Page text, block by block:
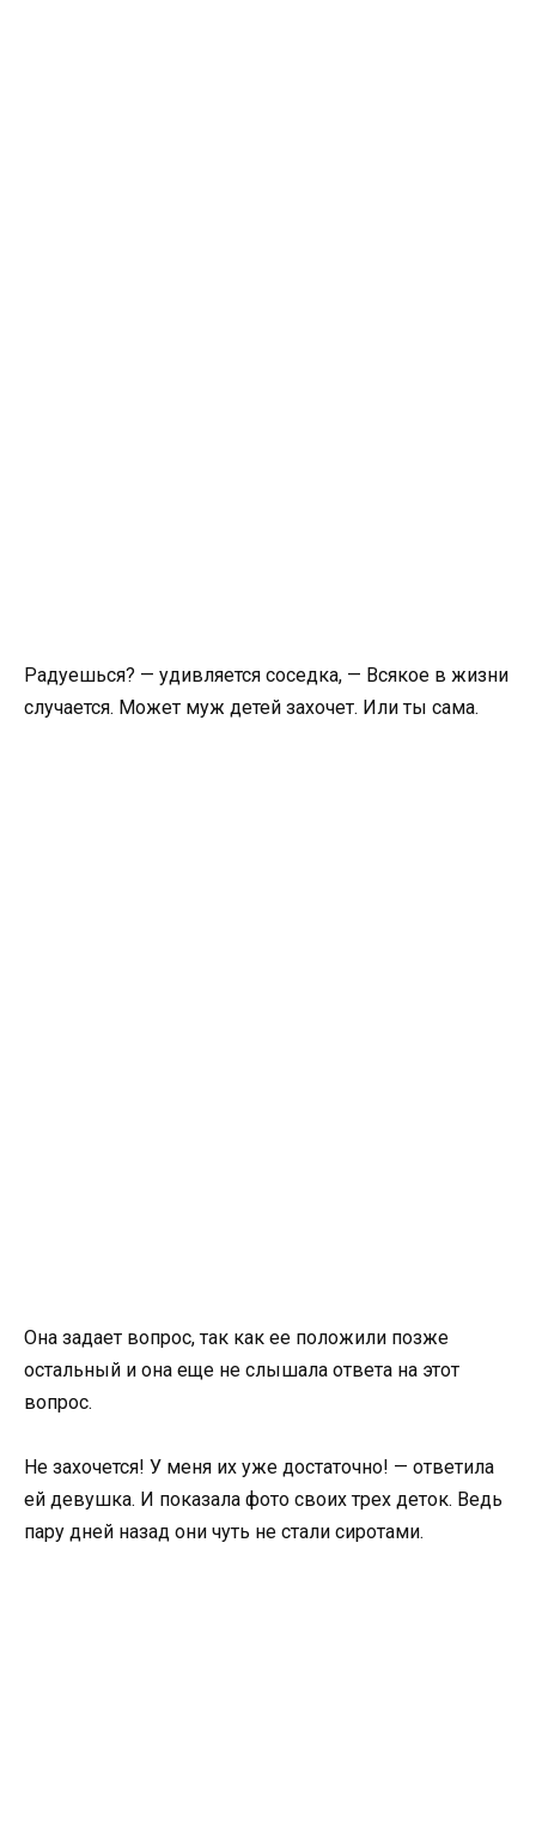
Радуешься? — удивляется соседка, — Всякое в жизни
случается. Может муж детей захочет. Или ты сама.
Она задает вопрос, так как ее положили позже
остальный и она еще не слышала ответа на этот
вопрос.
Не захочется! У меня их уже достаточно! — ответила
ей девушка. И показала фото своих трех деток. Ведь
пару дней назад они чуть не стали сиротами.